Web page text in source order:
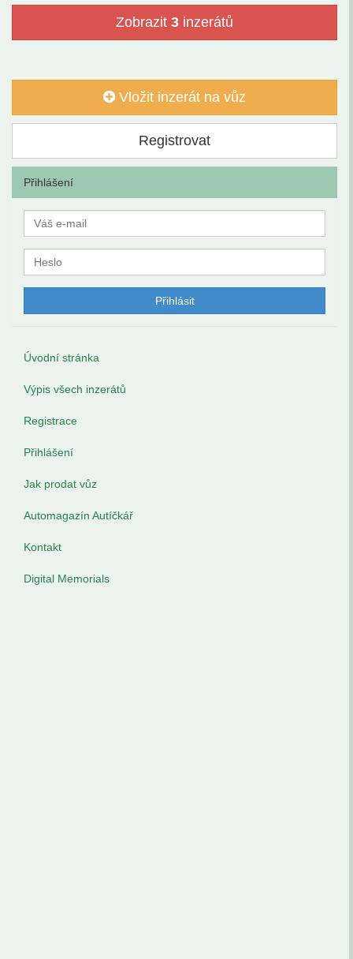
Zobrazit 3 inzerátů
Vložit inzerát na vůz
Registrovat
Přihlášení
Úvodní stránka
Výpis všech inzerátů
Registrace
Přihlášení
Jak prodat vůz
Automagazín Autíčkář
Kontakt
Digital Memorials